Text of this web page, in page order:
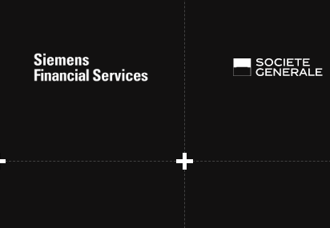
Fueling innovation